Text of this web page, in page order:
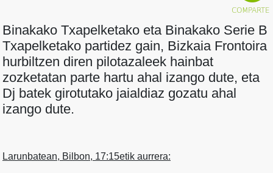
Binakako Txapelketako eta Binakako Serie B
Txapelketako partidez gain, Bizkaia Frontoira
hurbiltzen diren pilotazaleek hainbat
zozketatan parte hartu ahal izango dute, eta
Dj batek girotutako jaialdiaz gozatu ahal
izango dute.
Larunbatean, Bilbon, 17:15etik aurrera: